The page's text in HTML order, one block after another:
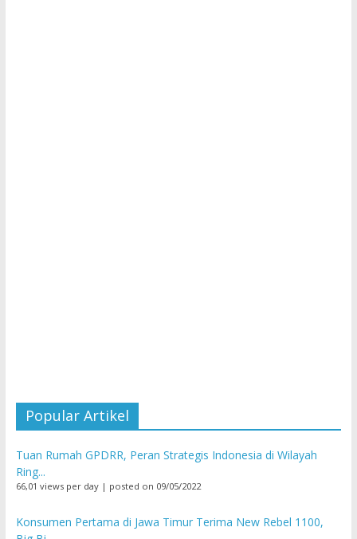
Popular Artikel
Tuan Rumah GPDRR, Peran Strategis Indonesia di Wilayah
Ring...
66,01 views per day| posted on 09/05/2022
Konsumen Pertama di Jawa Timur Terima New Rebel 1100,